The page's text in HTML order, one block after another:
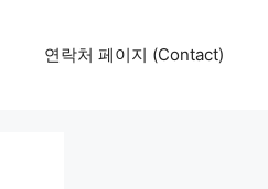
연락처 페이지 (Contact)